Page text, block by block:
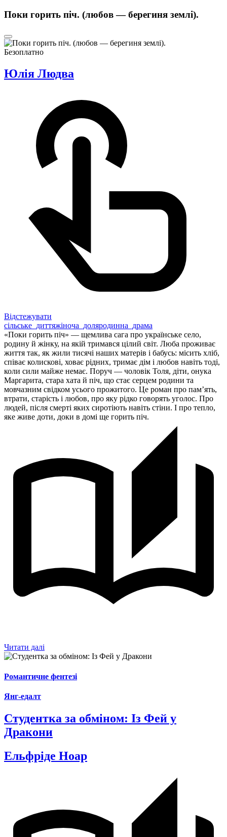
Поки горить піч. (любов — берегиня землі).
Безоплатно
Юлія Людва
Відстежувати
сільське_диттяжіноча_доляродинна_драма
«Поки горить піч» — щемлива сага про українське село,
родину й жінку, на якій тримався цілий світ. Люба проживає
життя так, як жили тисячі наших матерів і бабусь: місить хліб,
співає колискові, ховає рідних, тримає дім і любов навіть тоді,
коли сили майже немає. Поруч — чоловік Толя, діти, онука
Маргарита, стара хата й піч, що стає серцем родини та
мовчазним свідком усього прожитого. Це роман про пам’ять,
втрати, старість і любов, про яку рідко говорять уголос. Про
людей, після смерті яких сиротіють навіть стіни. І про тепло,
яке живе доти, доки в домі ще горить піч.
Читати далі
Романтичне фентезі
Янг-едалт
Студентка за обміном: Із Фей у
Дракони
Ельфріде Ноар